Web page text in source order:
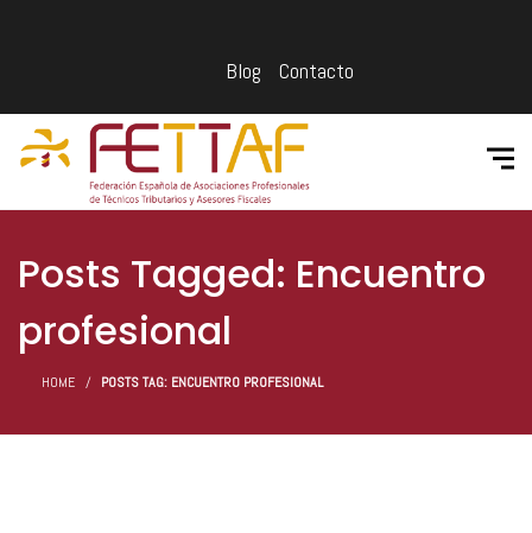
Blog Contacto
Posts Tagged: Encuentro
profesional
HOME POSTS TAG: ENCUENTRO PROFESIONAL